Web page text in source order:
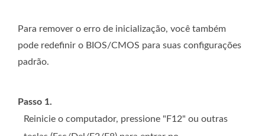
Para remover o erro de inicialização, você também
pode redefinir o BIOS/CMOS para suas configurações
padrão.
Passo 1.
Reinicie o computador, pressione "F12" ou outras